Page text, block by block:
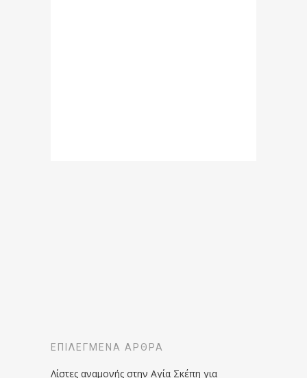
ΕΠΙΛΕΓΜΈΝΑ ΆΡΘΡΑ
Λίστες αναμονής στην Αγία Σκέπη για